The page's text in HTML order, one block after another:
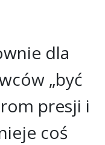
dla
„być
presji i
coś